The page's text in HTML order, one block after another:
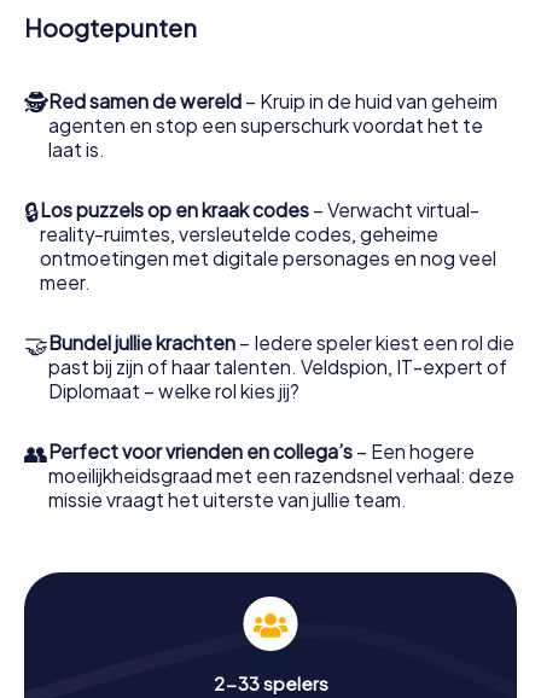
excelleren om de slechteriken te stoppen. In
tegenstelling tot James Bond en Co. zullen jouw daden
jezelf en jouw team in de hoogste score van Bohumín en
krijg toegang tot jouw eigen fotogalerij. De escape game
van myCityHunt verandert Bohumín in jouw eigen
wereld van spionage en geheime agenten en verander
Bohumín in een escaperoom in de buitenlucht!
Hoogtepunten
🕵Red samen de wereld – Kruip in de huid van geheim
agenten en stop een superschurk voordat het te
laat is.
🔒Los puzzels op en kraak codes – Verwacht virtual-
reality-ruimtes, versleutelde codes, geheime
ontmoetingen met digitale personages en nog veel
meer.
🤝Bundel jullie krachten – Iedere speler kiest een rol die
past bij zijn of haar talenten. Veldspion, IT-expert of
Diplomaat – welke rol kies jij?
👥Perfect voor vrienden en collega’s – Een hogere
moeilijkheidsgraad met een razendsnel verhaal: deze
missie vraagt het uiterste van jullie team.
2-33 spelers